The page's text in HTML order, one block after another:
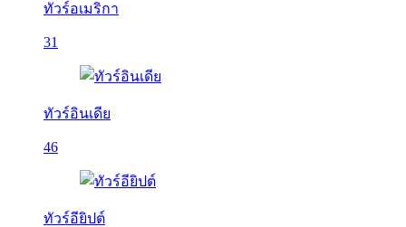
ทัวร์อเมริกา
31
ทัวร์อินเดีย
46
ทัวร์อียิปต์